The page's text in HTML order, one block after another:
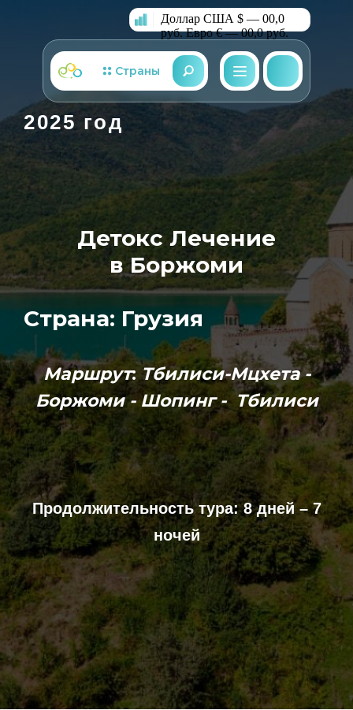
Доллар США $ — 00,0
руб. Евро € — 00,0 руб.
Страны
2025 год
Детокс Лечение
в Боржоми
Страна: Грузия
Maршрут: Тбилиси-Мцхета -
Боржоми - Шопинг - Тбилиси
Продолжительность тура: 8 дней – 7
ночей